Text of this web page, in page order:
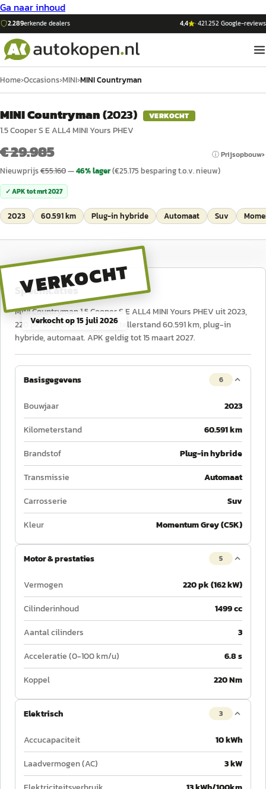
Ga naar inhoud
2.289erkende dealers 4,4 ·421.252Google-reviews
Home›Occasions›MINI›MINI Countryman
MINI Countryman(2023) VERKOCHT
1.5 Cooper S E ALL4 MINI Yours PHEV
€ 29.985 ⓘ Prijsopbouw
Nieuwprijs€55.160—46% lager(€25.175 besparing t.o.v. nieuw)
✓ APK totmrt 2027
2023 60.591 km Plug-in hybride Automaat Suv
VERKOCHT
Verkocht op15 juli 2026
Specificaties
MINI Countryman 1.5 Cooper S E ALL4 MINI Yours PHEV uit 2023,
220 pk, 0–100 km/u in 6,8 s, tellerstand 60.591 km, plug-in
hybride, automaat. APK geldig tot 15 maart 2027.
Basisgegevens 6
Bouwjaar
2023
Kilometerstand
60.591 km
Brandstof
Plug-in hybride
Transmissie
Automaat
Carrosserie
Suv
Kleur
Momentum Grey (C5K)
Motor & prestaties 5
Vermogen
220 pk (162 kW)
Cilinderinhoud
1499 cc
Aantal cilinders
3
Acceleratie (0-100 km/u)
6.8 s
Koppel
220 Nm
Elektrisch 3
Accucapaciteit
10 kWh
Laadvermogen (AC)
3 kW